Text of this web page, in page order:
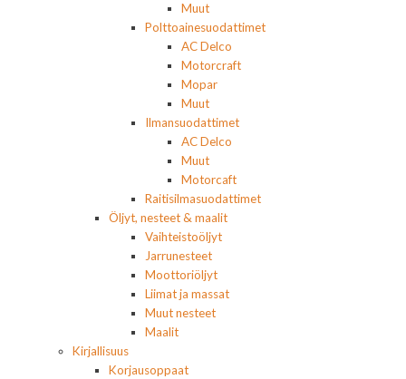
Muut
Polttoainesuodattimet
AC Delco
Motorcraft
Mopar
Muut
Ilmansuodattimet
AC Delco
Muut
Motorcaft
Raitisilmasuodattimet
Öljyt, nesteet & maalit
Vaihteistoöljyt
Jarrunesteet
Moottoriöljyt
Liimat ja massat
Muut nesteet
Maalit
Kirjallisuus
Korjausoppaat